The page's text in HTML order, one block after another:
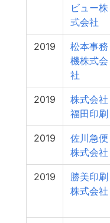
ビュー株
式会社
2019
松本事務
機株式会
社
2019
株式会社
福田印刷
2019
佐川急便
株式会社
2019
勝美印刷
株式会社